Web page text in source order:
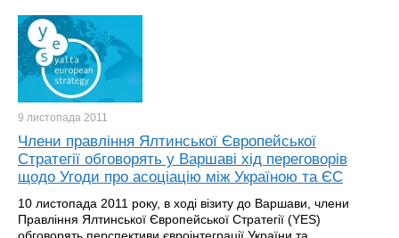
9 листопада 2011
Члени правління Ялтинської Європейської
Стратегії обговорять у Варшаві хід переговорів
щодо Угоди про асоціацію між Україною та ЄС
10 листопада 2011 року, в ході візиту до Варшави, члени
Правління Ялтинської Європейської Стратегії (YES)